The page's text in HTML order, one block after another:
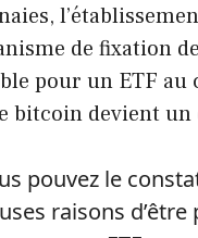
de fixation
pour un ETF au
bitcoin devient un
pouvez le
raisons d’être